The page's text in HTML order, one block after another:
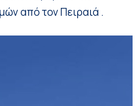
από τον Πειραιά .